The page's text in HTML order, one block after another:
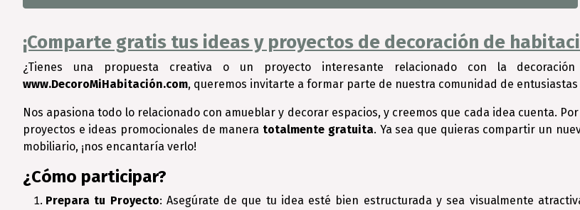
¡Comparte gratis tus ideas y proyectos de decoración de
¿Tienes una propuesta creativa o un proyecto interesante relacionado con la
www.DecoroMiHabitación.com, queremos invitarte a formar parte de nuestra comunidad de entusiastas
Nos apasiona todo lo relacionado con amueblar y decorar espacios, y creemos que cada idea cuenta.
proyectos e ideas promocionales de manera totalmente gratuita. Ya sea que quieras compartir un
mobiliario, ¡nos encantaría verlo!
¿Cómo participar?
Prepara tu Proyecto: Asegúrate de que tu idea esté bien estructurada y sea visualmente